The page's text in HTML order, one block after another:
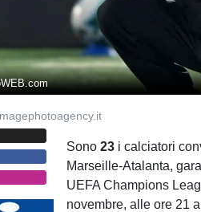
Sono23 i calciatori
Marseille-Atalanta,
UEFA Champions
novembre, alle ore 21